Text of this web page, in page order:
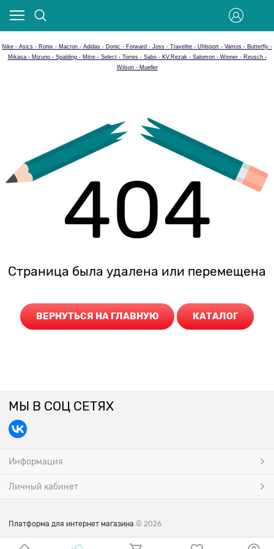
Nike - Asics - Ronix - Macron - Adidas - Donic - Forward - Joss - Travelite - Uhlsport - Vamos - Butterfly -
Mikasa - Mizuno - Spalding - Mitre - Select - Torres - Sabo - KV.Rezak - Salomon - Winner - Reusch -
Wilson - Mueller
404
Страница была удалена или перемещена
ВЕРНУТЬСЯ НА ГЛАВНУЮ КАТАЛОГ
МЫ В СОЦ СЕТЯХ
Информация
Личный кабинет
Платформа для интернет магазина © 2026